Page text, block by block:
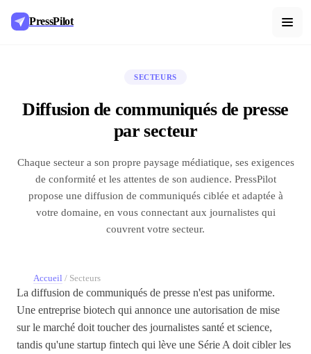
PressPilot
SECTEURS
Diffusion de communiqués de presse
par secteur
Chaque secteur a son propre paysage médiatique, ses exigences
de conformité et les attentes de son audience. PressPilot
propose une diffusion de communiqués ciblée et adaptée à
votre domaine, en vous connectant aux journalistes qui
couvrent votre secteur.
Accueil / Secteurs
La diffusion de communiqués de presse n'est pas uniforme.
Une entreprise biotech qui annonce une autorisation de mise
sur le marché doit toucher des journalistes santé et science,
tandis qu'une startup fintech qui lève une Série A doit cibler les